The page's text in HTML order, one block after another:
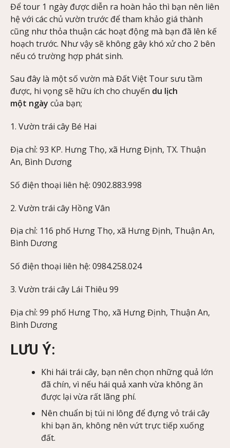
Để tour 1 ngày được diễn ra hoàn hảo thì bạn nên liên
hệ với các chủ vườn trước để tham khảo giá thành
cũng như thỏa thuận các hoạt động mà bạn đã lên kế
hoạch trước. Như vậy sẽ không gây khó xử cho 2 bên
nếu có trường hợp phát sinh.
Sau đây là một số vườn mà Đất Việt Tour sưu tầm
được, hi vọng sẽ hữu ích cho chuyến du lịch
một ngày của bạn;
1. Vườn trái cây Bé Hai
Địa chỉ: 93 KP. Hưng Thọ, xã Hưng Định, TX. Thuận
An, Bình Dương
Số điện thoại liên hệ: 0902.883.998
2. Vườn trái cây Hồng Vân
Địa chỉ: 116 phố Hưng Thọ, xã Hưng Định, Thuận An,
Bình Dương
Số điện thoại liên hệ: 0984.258.024
3. Vườn trái cây Lái Thiêu 99
Địa chỉ: 99 phố Hưng Thọ, xã Hưng Định, Thuận An,
Bình Dương
LƯU Ý:
Khi hái trái cây, bạn nên chọn những quả lớn
đã chín, vì nếu hái quả xanh vừa không ăn
được lại vừa rất lãng phí.
Nên chuẩn bị túi ni lông để đựng vỏ trái cây
khi bạn ăn, không nên vứt trực tiếp xuống
đất.